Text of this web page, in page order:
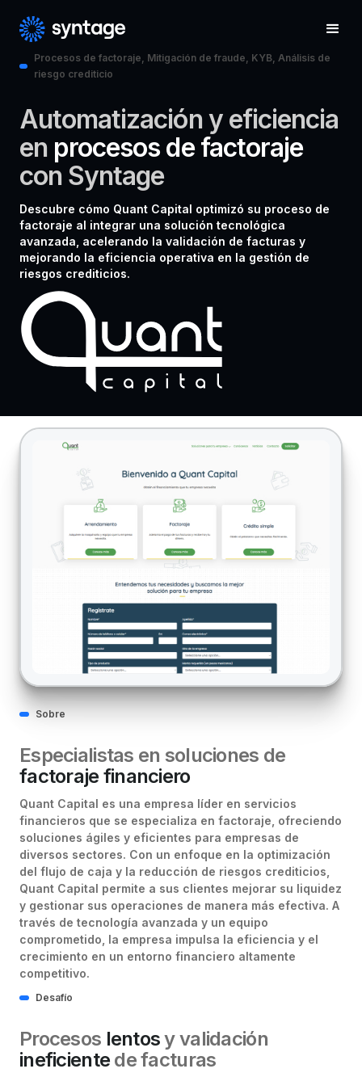
Procesos de factoraje, Mitigación de fraude​, KYB, Análisis de
riesgo crediticio
Automatización y eficiencia
en procesos de factoraje
con Syntage
Descubre cómo Quant Capital optimizó su proceso de
factoraje al integrar una solución tecnológica
avanzada, acelerando la validación de facturas y
mejorando la eficiencia operativa en la gestión de
riesgos crediticios.
Sobre
Especialistas en soluciones de
factoraje financiero
Quant Capital es una empresa líder en servicios
financieros que se especializa en factoraje, ofreciendo
soluciones ágiles y eficientes para empresas de
diversos sectores. Con un enfoque en la optimización
del flujo de caja y la reducción de riesgos crediticios,
Quant Capital permite a sus clientes mejorar su liquidez
y gestionar sus operaciones de manera más efectiva. A
través de tecnología avanzada y un equipo
comprometido, la empresa impulsa la eficiencia y el
crecimiento en un entorno financiero altamente
competitivo.
Desafío
Procesos lentosy validación
ineficiente de facturas